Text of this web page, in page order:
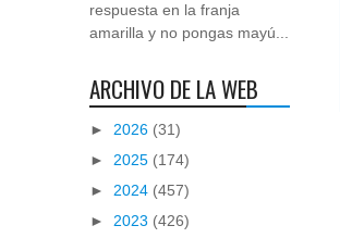
respuesta en la franja
amarilla y no pongas mayú...
ARCHIVO DE LA WEB
► 2026 (31)
► 2025 (174)
► 2024 (457)
► 2023 (426)